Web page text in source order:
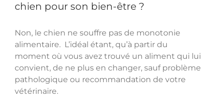
chien pour son bien-être ?
Non, le chien ne souffre pas de monotonie
alimentaire. L’idéal étant, qu’à partir du
moment où vous avez trouvé un aliment qui lui
convient, de ne plus en changer, sauf problème
pathologique ou recommandation de votre
vétérinaire.